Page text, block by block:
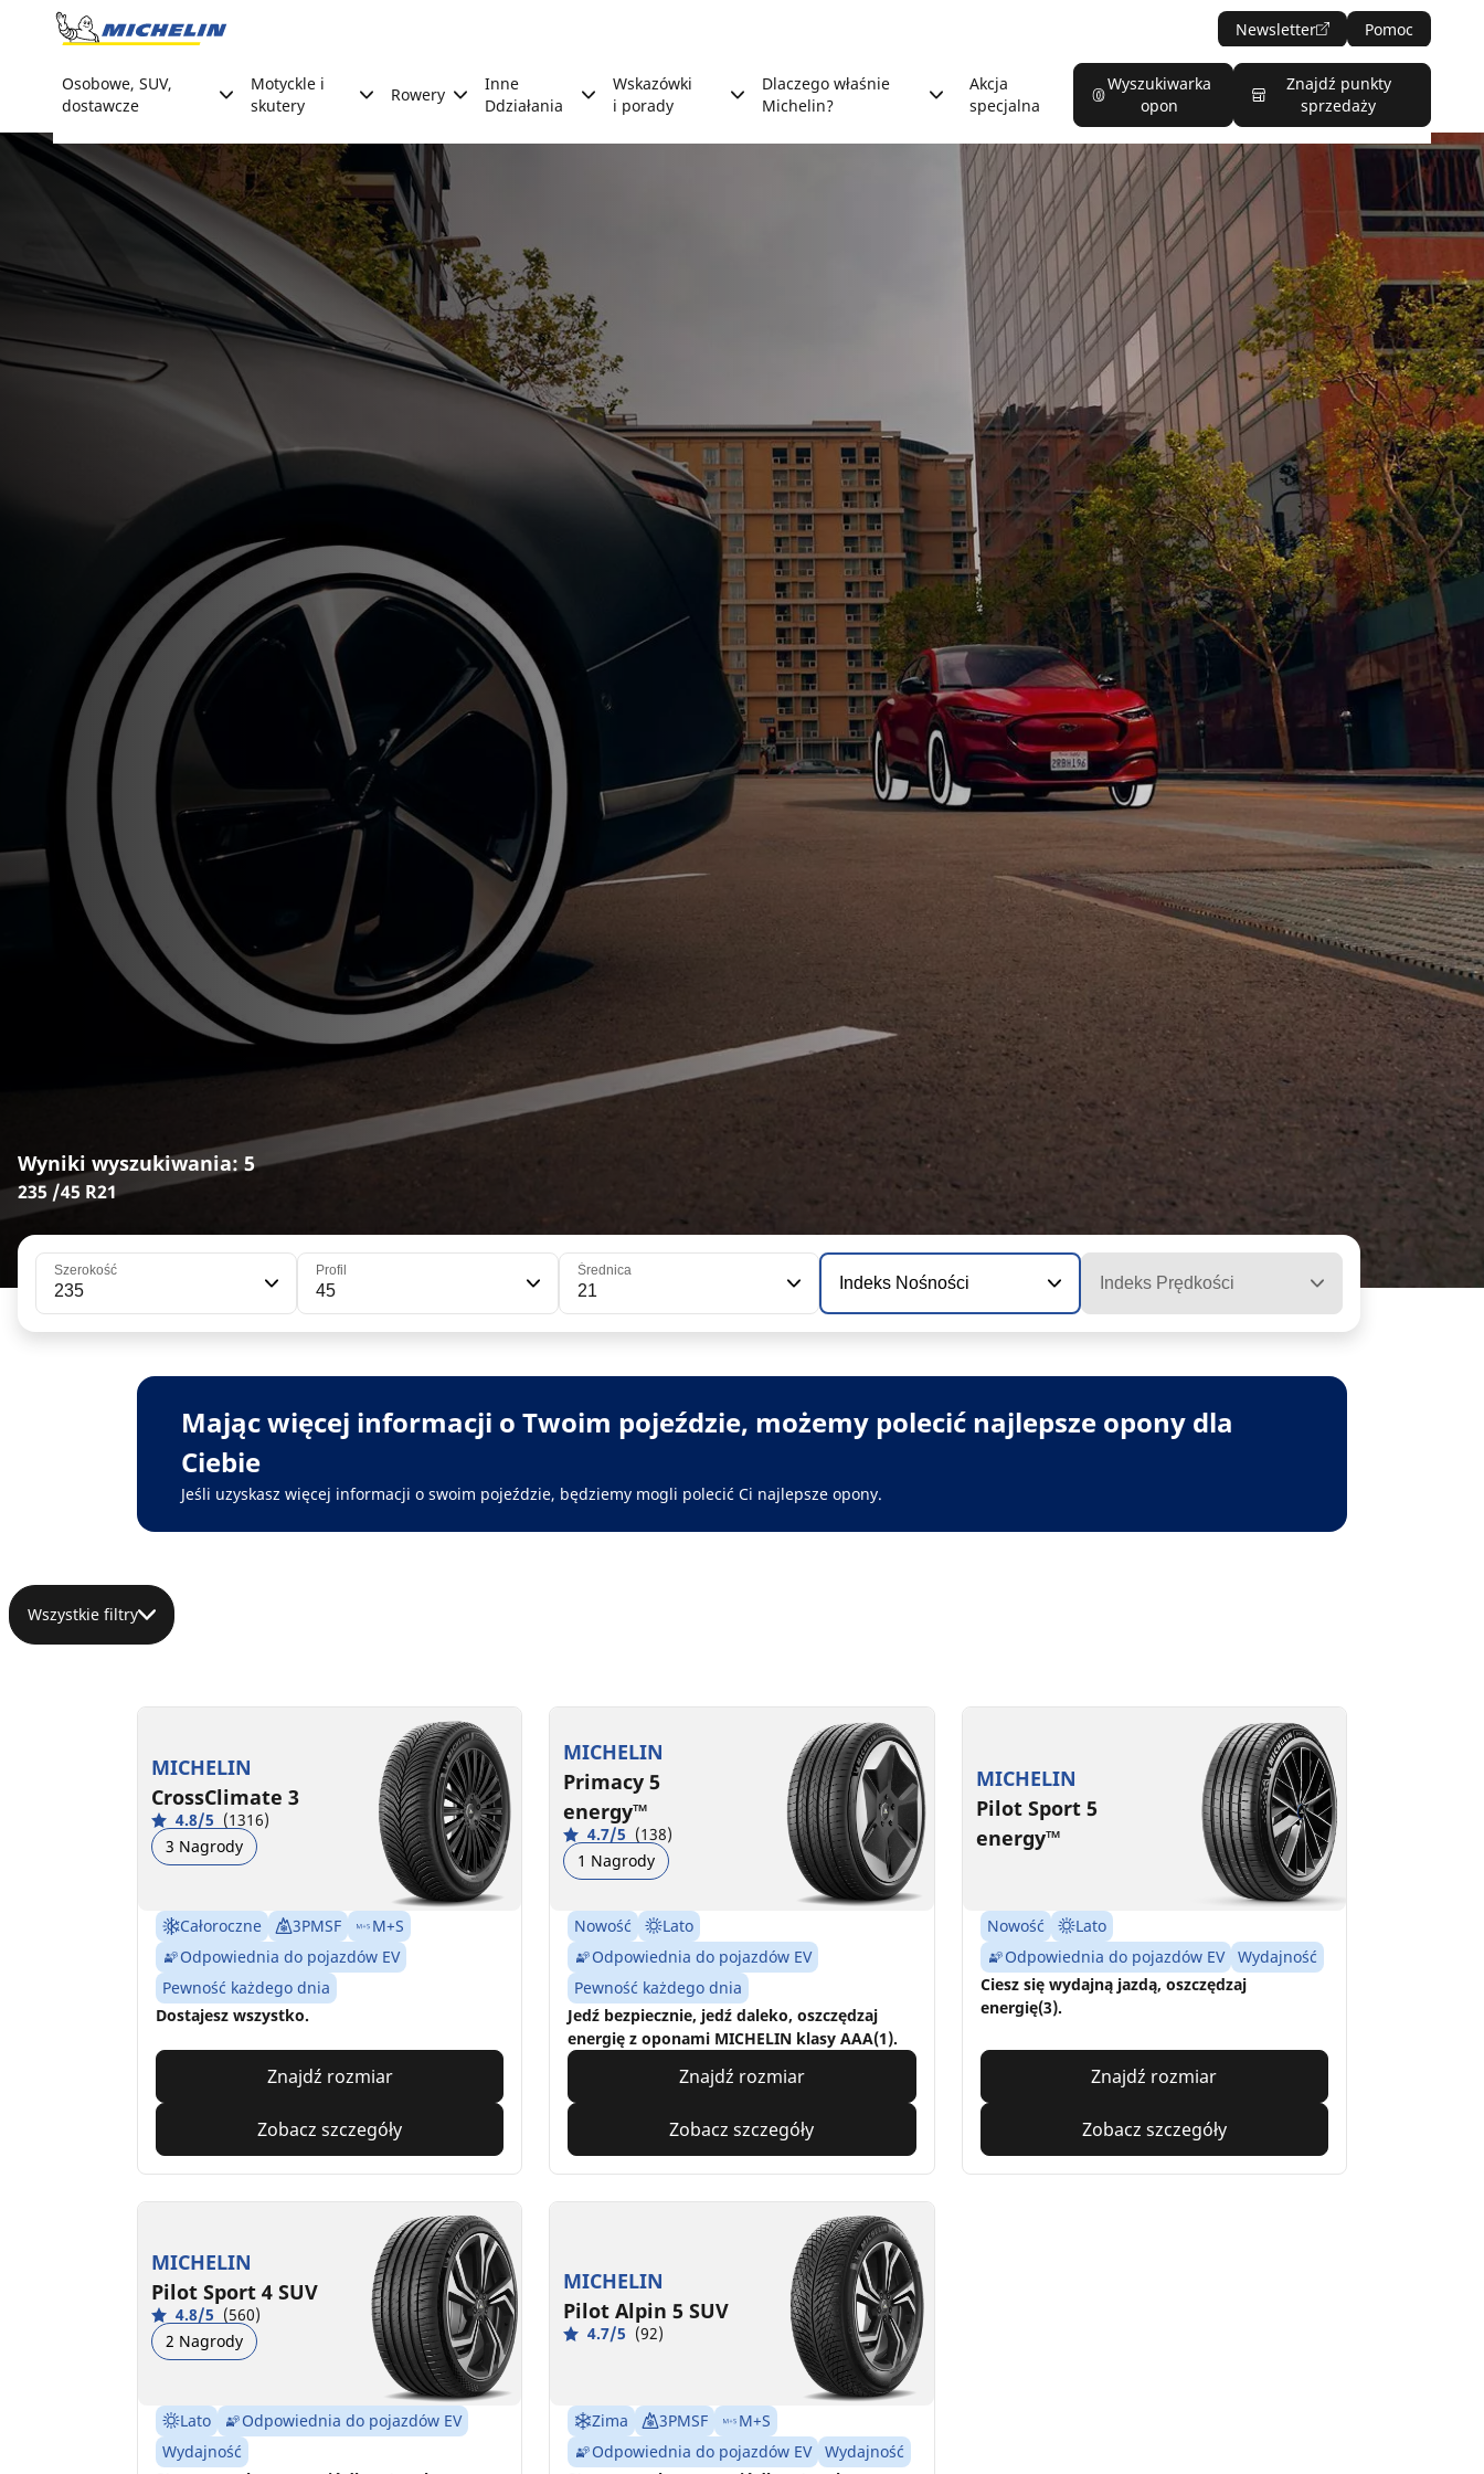
Go to page content
Newsletter Pomoc
Osobowe, SUV,
dostawcze
Motyckle i
skutery
Rowery
Inne
Ddziałania
Wskazówki
i porady
Dlaczego właśnie
Michelin?
Akcja
specjalna
Wyszukiwarka
opon
Znajdź punkty
sprzedaży
Wyniki wyszukiwania: 5
235 /45 R21
Szerokość
235
Profil
45
Średnica
21 Indeks Nośności Indeks Prędkości
Mając więcej informacji o Twoim pojeździe, możemy polecić najlepsze opony dla
Ciebie
Jeśli uzyskasz więcej informacji o swoim pojeździe, będziemy mogli polecić Ci najlepsze opony.
Wszystkie filtry
MICHELIN
CrossClimate 3
4.8/5 (1316)
3 Nagrody
Całoroczne 3PMSF
M+S
Odpowiednia do pojazdów EV
Pewność każdego dnia
Dostajesz wszystko.
Znajdź rozmiar
Zobacz szczegóły
MICHELIN
Primacy 5
energy™
4.7/5 (138)
1 Nagrody
Nowość
Lato
Odpowiednia do pojazdów EV
Pewność każdego dnia
Jedź bezpiecznie, jedź daleko, oszczędzaj
energię z oponami MICHELIN klasy AAA(1).
Znajdź rozmiar
Zobacz szczegóły
MICHELIN
Pilot Sport 5
energy™
Nowość
Lato
Odpowiednia do pojazdów EV
Wydajność
Ciesz się wydajną jazdą, oszczędzaj
energię(3).
Znajdź rozmiar
Zobacz szczegóły
MICHELIN
Pilot Sport 4 SUV
4.8/5 (560)
2 Nagrody
Lato
Odpowiednia do pojazdów EV
Wydajność
MICHELIN
Pilot Alpin 5 SUV
4.7/5 (92)
Zima 3PMSF
M+S
Odpowiednia do pojazdów EV
Wydajność